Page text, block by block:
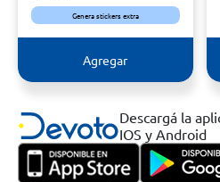
Genera stickers extra
Agregar
Descargá la
IOS y Android